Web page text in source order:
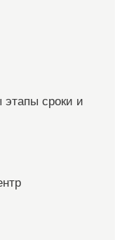
этапы сроки и